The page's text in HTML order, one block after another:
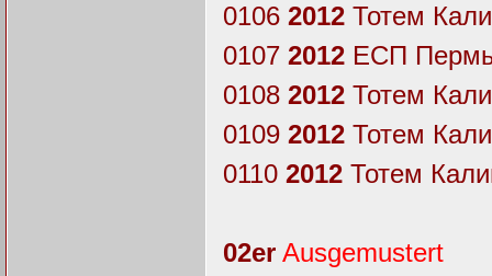
0106 2012Тотем
0107 2012ЕСП Пермь
0108 2012Тотем
0109 2012Тотем
0110 2012Тотем
02er Ausgemustert